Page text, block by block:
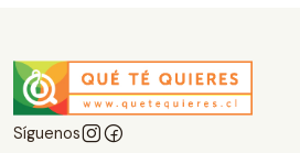
Síguenos